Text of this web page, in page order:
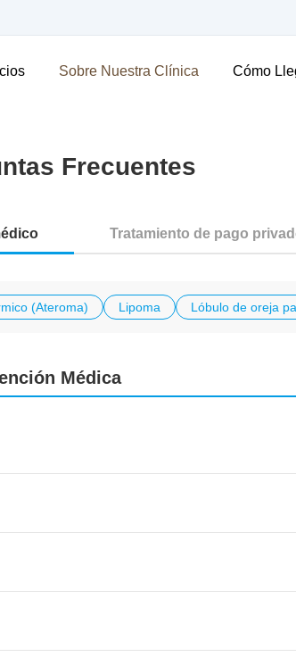
Sobre Nuestra Clínica Cómo
Frecuentes
Tratamiento de pago
(Ateroma) Lipoma Lóbulo de oreja
Médica